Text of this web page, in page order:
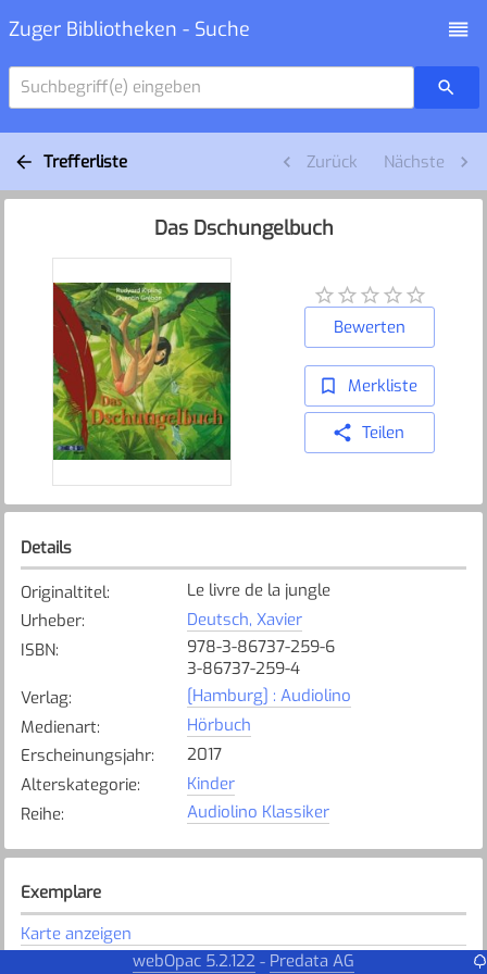
Zuger Bibliotheken - Suche
Suchbegriff(e) eingeben
Trefferliste Zurück Nächste
Das Dschungelbuch
Bewerten
Merkliste
Teilen
Details
Originaltitel:
Le livre de la jungle
Urheber:
Deutsch, Xavier
ISBN:
978-3-86737-259-6
3-86737-259-4
Verlag:
[Hamburg] : Audiolino
Medienart:
Hörbuch
Erscheinungsjahr:
2017
Alterskategorie:
Kinder
Reihe: Audiolino Klassiker
Exemplare
Karte anzeigen
Steinhausen Sunnegrund
webOpac 5.2.122 - Predata AG